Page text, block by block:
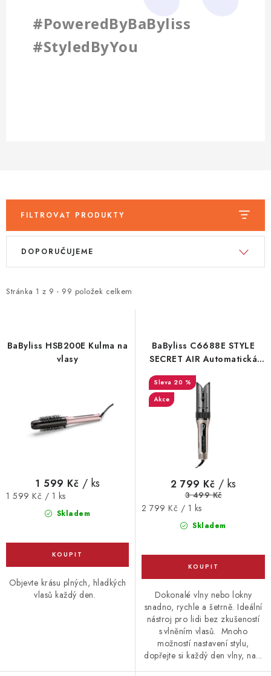
#PoweredByBaByliss
#StyledByYou
FILTROVAT PRODUKTY
V
i
r
Stránka 1 z 9 - 99 položek celkem
Ř
e
p
DOPORUČUJEME
BaByliss HSB200E Kulma na
vlasy
Skladem
1 599 Kč / ks
Měrná
1 599 Kč / 1 ks
Objevte krásu plných, hladkých
vlasů každý den.
BaByliss C6688E STYLE
SECRET AIR Automatická
20 %
Akce
Skladem
2 799 Kč / ks
3 499 Kč
Měrná
2 799 Kč / 1 ks
Dokonalé vlny nebo lokny
snadno, rychle a šetrně. Ideální
nástroj pro lidi bez zkušeností
s vlněním vlasů. Mnoho
možností nastavení stylu,
dopřejte si každý den vlny, na...